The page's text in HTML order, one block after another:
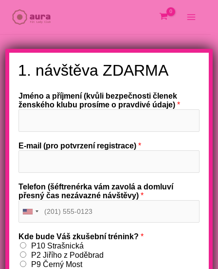
7 věcí, co by měla vědět každá
sportující žena
fitko / NapsalBarbora Makošová
1. návštěva ZDARMA
Jméno a příjmení (kvůli bezpečnosti členek
ženského klubu prosíme o pravdivé údaje)*
E-mail (pro potvrzení registrace)*
Telefon (šéftrenérka vám zavolá a domluví
přesný čas nezávazné návštěvy)*
Kde bude Váš zkušební trénink?*
P10 Strašnická
P2 Jiřího z Poděbrad
P9 Černý Most
X